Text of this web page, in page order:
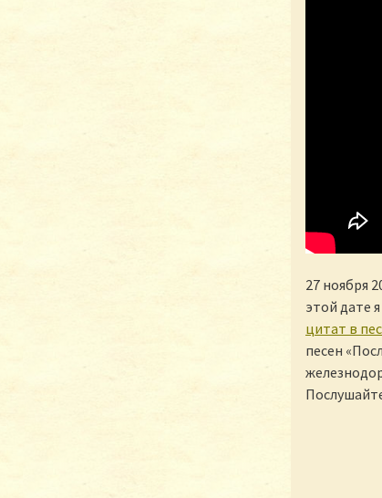
27 ноября
этой дате
цитат в
песен